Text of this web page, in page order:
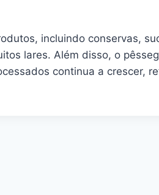
incluindo conservas,
lares. Além disso, o
continua a crescer,